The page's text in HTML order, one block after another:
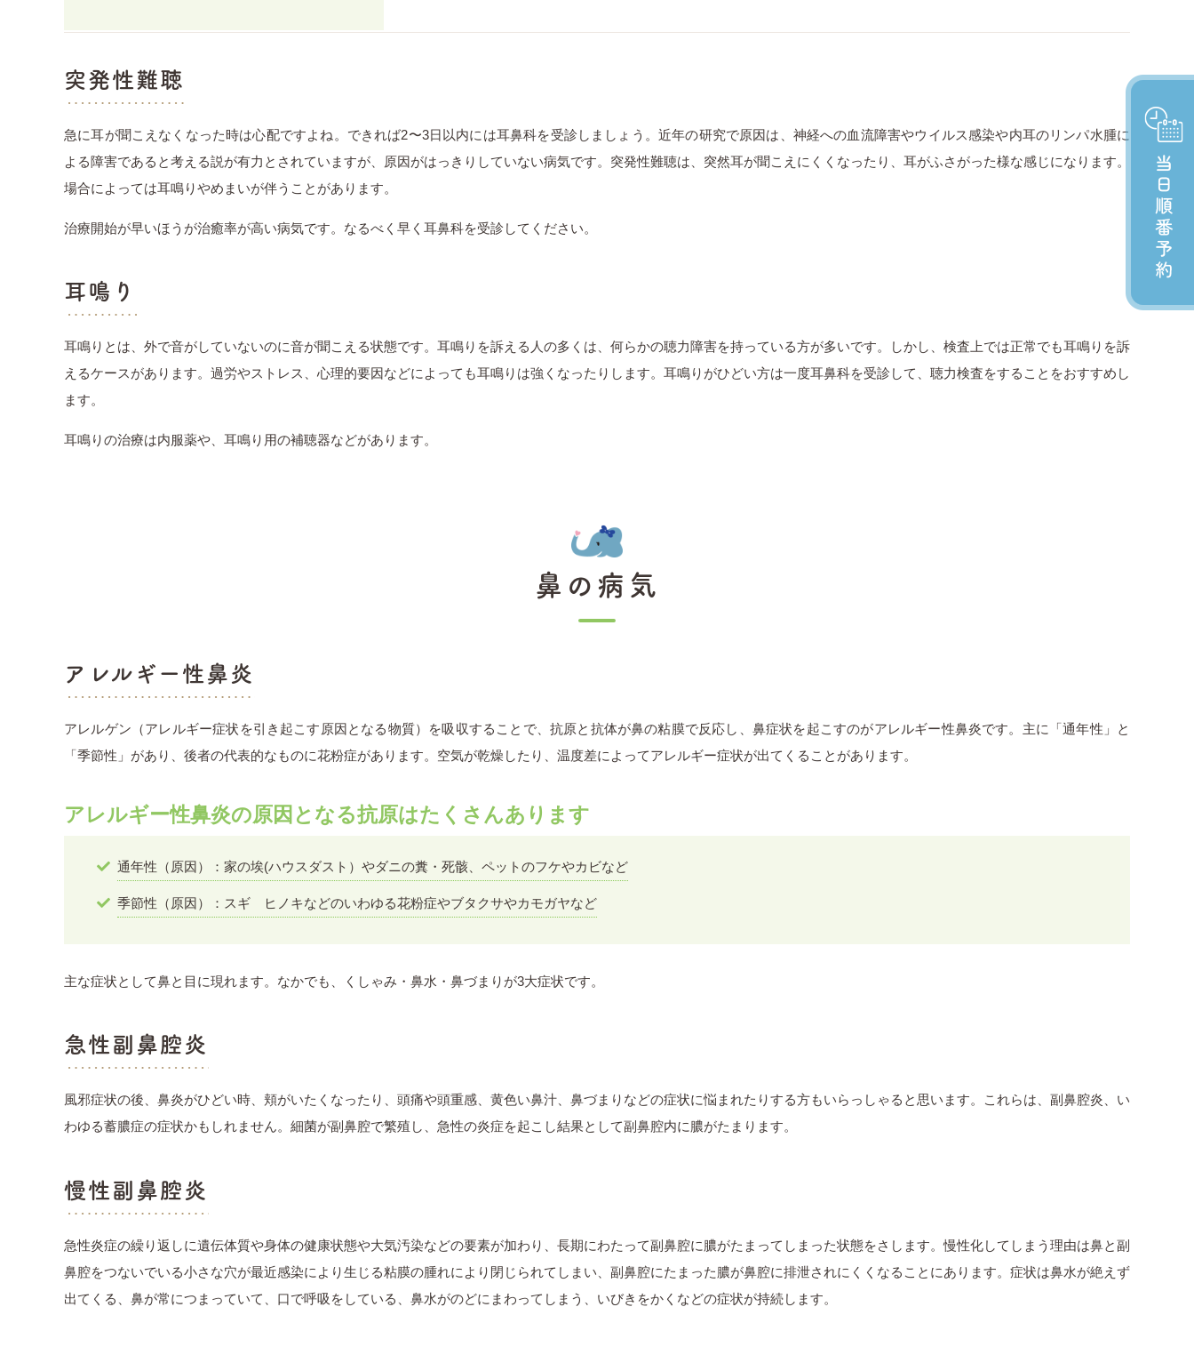
突発性難聴
急に耳が聞こえなくなった時は心配ですよね。できれば2〜3日以内には耳鼻科を受診しましょう。近年の研究で原因は、神経への血流障害やウイルス感染や内耳のリンパ水腫に
よる障害であると考える説が有力とされていますが、原因がはっきりしていない病気です。突発性難聴は、突然耳が聞こえにくくなったり、耳がふさがった様な感じになります。
場合によっては耳鳴りやめまいが伴うことがあります。
治療開始が早いほうが治癒率が高い病気です。なるべく早く耳鼻科を受診してください。
耳鳴り
耳鳴りとは、外で音がしていないのに音が聞こえる状態です。耳鳴りを訴える人の多くは、何らかの聴力障害を持っている方が多いです。しかし、検査上では正常でも耳鳴りを訴
えるケースがあります。過労やストレス、心理的要因などによっても耳鳴りは強くなったりします。耳鳴りがひどい方は一度耳鼻科を受診して、聴力検査をすることをおすすめし
ます。
耳鳴りの治療は内服薬や、耳鳴り用の補聴器などがあります。
鼻の病気
アレルギー性鼻炎
アレルゲン（アレルギー症状を引き起こす原因となる物質）を吸収することで、抗原と抗体が鼻の粘膜で反応し、鼻症状を起こすのがアレルギー性鼻炎です。主に「通年性」と
「季節性」があり、後者の代表的なものに花粉症があります。空気が乾燥したり、温度差によってアレルギー症状が出てくることがあります。
アレルギー性鼻炎の原因となる抗原はたくさんあります
通年性（原因）：家の埃(ハウスダスト）やダニの糞・死骸、ペットのフケやカビなど
季節性（原因）：スギ ヒノキなどのいわゆる花粉症やブタクサやカモガヤなど
主な症状として鼻と目に現れます。なかでも、くしゃみ・鼻水・鼻づまりが3大症状です。
急性副鼻腔炎
風邪症状の後、鼻炎がひどい時、頬がいたくなったり、頭痛や頭重感、黄色い鼻汁、鼻づまりなどの症状に悩まれたりする方もいらっしゃると思います。これらは、副鼻腔炎、い
わゆる蓄膿症の症状かもしれません。細菌が副鼻腔で繁殖し、急性の炎症を起こし結果として副鼻腔内に膿がたまります。
慢性副鼻腔炎
急性炎症の繰り返しに遺伝体質や身体の健康状態や大気汚染などの要素が加わり、長期にわたって副鼻腔に膿がたまってしまった状態をさします。慢性化してしまう理由は鼻と副
鼻腔をつないでいる小さな穴が最近感染により生じる粘膜の腫れにより閉じられてしまい、副鼻腔にたまった膿が鼻腔に排泄されにくくなることにあります。症状は鼻水が絶えず
出てくる、鼻が常につまっていて、口で呼吸をしている、鼻水がのどにまわってしまう、いびきをかくなどの症状が持続します。